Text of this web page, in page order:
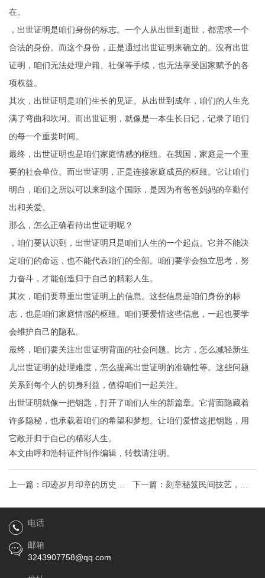
在。
，出世证明是咱们身份的标志。一个人从出世到逝世，都需求一个
合法的身份。而这个身份，正是通过出世证明来确立的。没有出世
证明，咱们无法处理户籍、社保等手续，也无法享受国家赋予的各
项权益。
其次，出世证明是咱们生长的见证。从出世到成年，咱们的人生充
满了弯曲和坎坷。而出世证明，就像是一本生长日记，记录了咱们
的每一个重要时间。
最终，出世证明也是咱们家庭情感的枢纽。在我国，家庭是一个重
要的社会单位。而出世证明，正是连接家庭成员的枢纽。它让咱们
明白，咱们之所以可以来到这个国际，是因为有爸爸妈妈的辛勤付
出和关爱。
那么，怎么正确看待出世证明呢？
，咱们要认识到，出世证明只是咱们人生的一个起点。它并不能决
定咱们的命运，也不能代表咱们的全部。咱们要学会独立思考，努
力奋斗，才能创造归于自己的精彩人生。
其次，咱们要尊重出世证明上的信息。这些信息是咱们身份的标
志，也是咱们家庭情感的枢纽。咱们要爱惜这些信息，一起也要学
会维护自己的隐私。
最终，咱们要关注出世证明背面的社会问题。比方，怎么减轻新生
儿出世证明的处理难度，怎么提高出世证明的准确性等。这些问题
关系到每个人的切身利益，值得咱们一起关注。
出世证明就像一把钥匙，打开了咱们人生的新篇章。它背面隐藏着
许多隐秘，也承载着咱们的希望和梦想。让咱们爱惜这把钥匙，用
它敞开归于自己的精彩人生。
本文由呼和浩特证件制作编辑，转载请注明。
上一篇： 印迹岁月印章的历史演
变与实用攻略，让你掌握印章奥
秘！
下一篇： 刻章秘笈民间技艺，掌
握印章制作与使用全攻略
电话
邮箱
3243907758@qq.com